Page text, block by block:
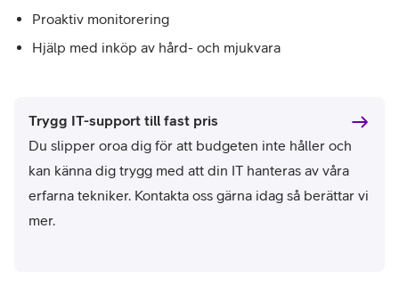
Proaktiv monitorering
Hjälp med inköp av hård- och mjukvara
Trygg IT-support till fast pris
Du slipper oroa dig för att budgeten inte håller och
kan känna dig trygg med att din IT hanteras av våra
erfarna tekniker. Kontakta oss gärna idag så berättar vi
mer.